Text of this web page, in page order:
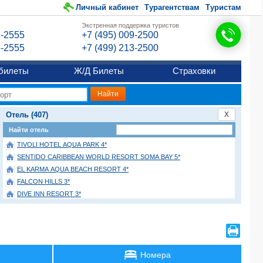
Личный кабинет Турагентствам Туристам
2555
2555
Экстренная поддержка туристов
+7 (495) 009-2500
+7 (499) 213-2500
Ж/Д Билеты Страховки
X
Отель (407)
Найти отель
TIVOLI HOTEL AQUA PARK 4*
SENTIDO CARIBBEAN WORLD RESORT SOMA BAY 5*
EL KARMA AQUA BEACH RESORT 4*
FALCON HILLS 3*
DIVE INN RESORT 3*
LABRANDA CLUB PARADISIO HOTEL EL GOUNA 4*
Номера